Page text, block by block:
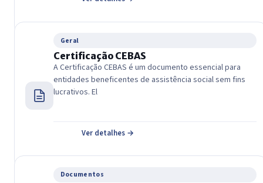
Geral
Certificação CEBAS
A Certificação CEBAS é um documento essencial para
entidades beneficentes de assistência social sem fins
lucrativos. El
Ver detalhes →
Documentos